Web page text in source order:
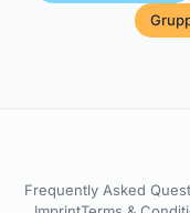
Frequently Asked